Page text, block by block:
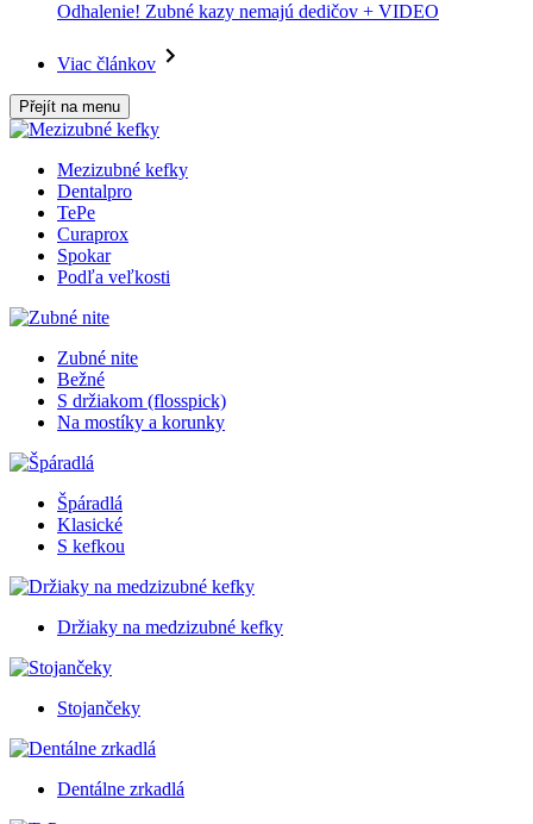
Odhalenie! Zubné kazy nemajú dedičov + VIDEO
Viac článkov
Přejít na menu
Mezizubné kefky
Dentalpro
TePe
Curaprox
Spokar
Podľa veľkosti
Zubné nite
Bežné
S držiakom (flosspick)
Na mostíky a korunky
Špáradlá
Klasické
S kefkou
Držiaky na medzizubné kefky
Stojančeky
Dentálne zrkadlá